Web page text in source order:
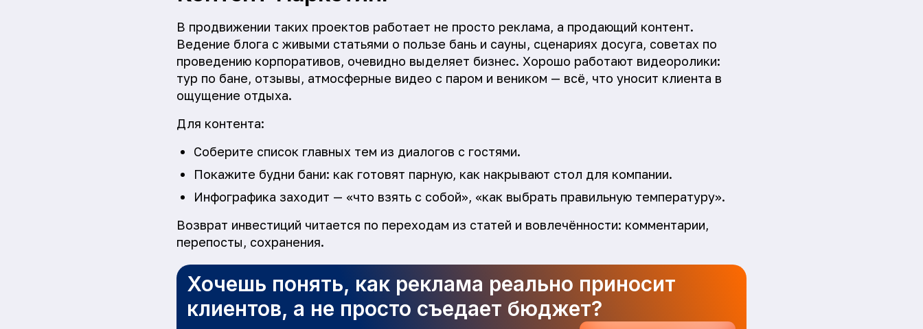
В продвижении таких проектов работает не просто реклама, а продающий контент.
Ведение блога с живыми статьями о пользе бань и сауны, сценариях досуга, советах по
проведению корпоративов, очевидно выделяет бизнес. Хорошо работают видеоролики:
тур по бане, отзывы, атмосферные видео с паром и веником — всё, что уносит клиента в
ощущение отдыха.
Для контента:
Соберите список главных тем из диалогов с гостями.
Покажите будни бани: как готовят парную, как накрывают стол для компании.
Инфографика заходит — «что взять с собой», «как выбрать правильную температуру».
Возврат инвестиций читается по переходам из статей и вовлечённости: комментарии,
перепосты, сохранения.
Хочешь понять, как реклама реально приносит
клиентов, а не просто съедает бюджет?